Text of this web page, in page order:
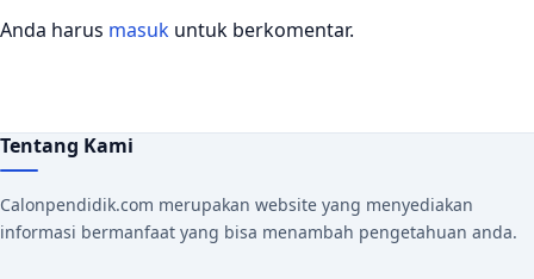
Anda harus masuk untuk berkomentar.
Tentang Kami
Calonpendidik.com merupakan website yang menyediakan
informasi bermanfaat yang bisa menambah pengetahuan anda.